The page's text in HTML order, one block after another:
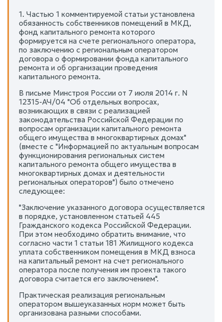
1. Частью 1 комментируемой статьи установлена
обязанность собственников помещений в МКД,
фонд капитального ремонта которого
формируется на счете регионального оператора,
по заключению с региональным оператором
договора о формировании фонда капитального
ремонта и об организации проведения
капитального ремонта.
В письме Минстроя России от 7 июля 2014 г. N
12315-АЧ/04 "Об отдельных вопросах,
возникающих в связи с реализацией
законодательства Российской Федерации по
вопросам организации капитального ремонта
общего имущества в многоквартирных домах"
(вместе с "Информацией по актуальным вопросам
функционирования региональных систем
капитального ремонта общего имущества в
многоквартирных домах и деятельности
региональных операторов") было отмечено
следующее:
"Заключение указанного договора осуществляется
в порядке, установленном статьей 445
Гражданского кодекса Российской Федерации.
При этом необходимо обратить внимание, что
согласно части 1 статьи 181 Жилищного кодекса
уплата собственником помещения в МКД взноса
на капитальный ремонт на счет регионального
оператора после получения им проекта такого
договора считается его заключением".
Практическая реализация региональным
оператором вышеуказанных норм может быть
организована разными способами.